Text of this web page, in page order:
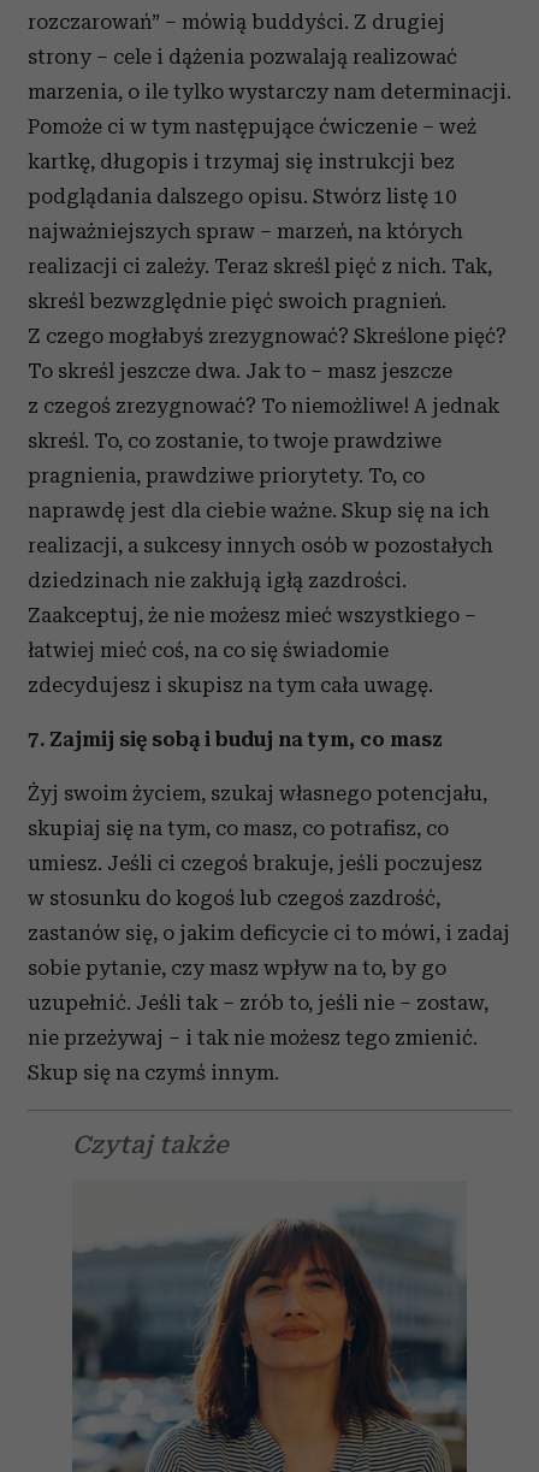
rozczarowań” – mówią buddyści. Z drugiej
strony – cele i dążenia pozwalają realizować
marzenia, o ile tylko wystarczy nam determinacji.
Pomoże ci w tym następujące ćwiczenie – weź
kartkę, długopis i trzymaj się instrukcji bez
podglądania dalszego opisu. Stwórz listę 10
najważniejszych spraw – marzeń, na których
realizacji ci zależy. Teraz skreśl pięć z nich. Tak,
skreśl bezwzględnie pięć swoich pragnień.
Z czego mogłabyś zrezygnować? Skreślone pięć?
To skreśl jeszcze dwa. Jak to – masz jeszcze
z czegoś zrezygnować? To niemożliwe! A jednak
skreśl. To, co zostanie, to twoje prawdziwe
pragnienia, prawdziwe priorytety. To, co
naprawdę jest dla ciebie ważne. Skup się na ich
realizacji, a sukcesy innych osób w pozostałych
dziedzinach nie zakłują igłą zazdrości.
Zaakceptuj, że nie możesz mieć wszystkiego –
łatwiej mieć coś, na co się świadomie
zdecydujesz i skupisz na tym cała uwagę.
7. Zajmij się sobą i buduj na tym, co masz
Żyj swoim życiem, szukaj własnego potencjału,
skupiaj się na tym, co masz, co potrafisz, co
umiesz. Jeśli ci czegoś brakuje, jeśli poczujesz
w stosunku do kogoś lub czegoś zazdrość,
zastanów się, o jakim deficycie ci to mówi, i zadaj
sobie pytanie, czy masz wpływ na to, by go
uzupełnić. Jeśli tak – zrób to, jeśli nie – zostaw,
nie przeżywaj – i tak nie możesz tego zmienić.
Skup się na czymś innym.
Czytaj także